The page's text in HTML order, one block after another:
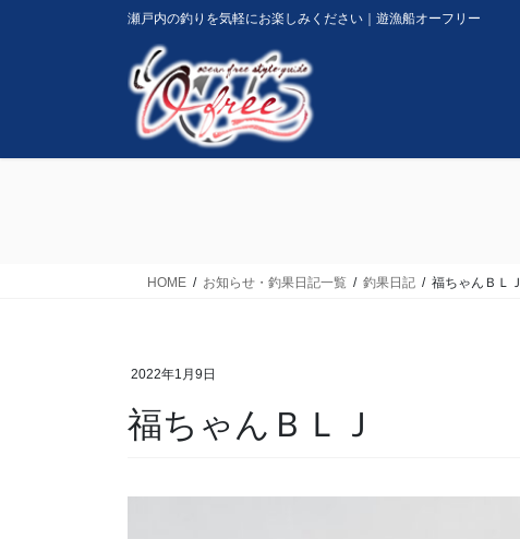
瀬戸内の釣りを気軽にお楽しみください｜遊漁船オーフリー
HOME お知らせ・釣果日記一覧 釣果日記 福ちゃんＢＬＪ
2022年1月9日
福ちゃんＢＬＪ